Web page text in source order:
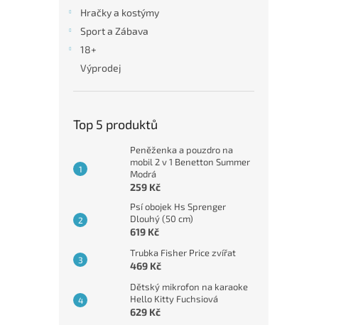
Hračky a kostýmy
Sport a Zábava
18+
Výprodej
Top 5 produktů
Peněženka a pouzdro na
mobil 2 v 1 Benetton Summer
Modrá
259 Kč
Psí obojek Hs Sprenger
Dlouhý (50 cm)
619 Kč
Trubka Fisher Price zvířat
469 Kč
Dětský mikrofon na karaoke
Hello Kitty Fuchsiová
629 Kč